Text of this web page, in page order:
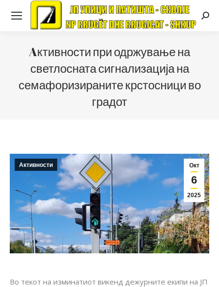
Aктивности при одржување на
светлосната сигнализација на
семафоризираните крстосници во
градот
Окт
6
2025
Активности
Во текот на изминатиот викенд дежурните екипи на ЈП